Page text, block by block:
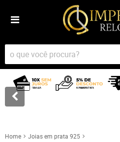
Home
Joias em prata 925